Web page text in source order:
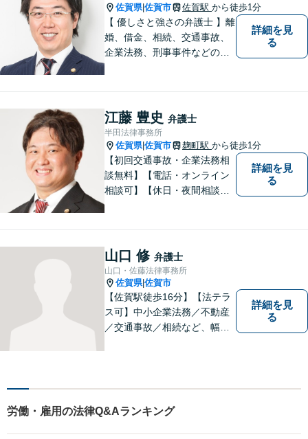
佐賀県|佐賀市 佐賀駅 から徒歩1分
【 優しさと強さの弁護士 】離
婚、借金、相続、交通事故、
企業法務、刑事事件などのご
なリーガルサービスを提供い
たします。
詳細を見
る
江藤 豊史 弁護士
半田法律事務所
佐賀県|佐賀市 麹町駅 から徒歩1分
【初回交通事故・企業法務相
談無料】【電話・オンライン
相談可】【休日・夜間相談
詳細を見
る
山口 修 弁護士
山口・佐藤法律事務所
佐賀県|佐賀市
【佐賀駅徒歩16分】【法テラ
ス可】中小企業法務／不動産
／交通事故／相続など、幅広
す。まずはお気軽にご相談く
詳細を見
る
労働・雇用の法律Q&Aランキング